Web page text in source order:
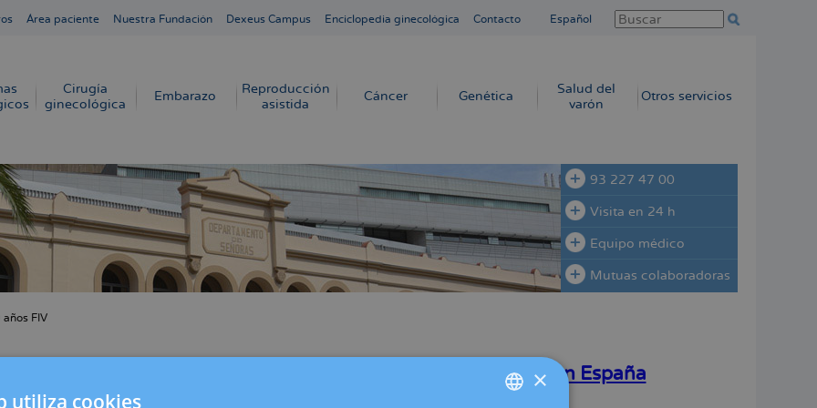
Área paciente Nuestra Fundación Dexeus Campus Enciclopedia ginecológica Contacto Español
Cirugía
ginecológica
Embarazo
Reproducción
asistida
Cáncer Genética
Salud del
varón
Otros servicios
93 227 47 00
Visita en 24 h
Equipo médico
Mutuas colaboradoras
FIV
40 años del primer nacimiento por Fecundación in vitro en España
×
utiliza cookies